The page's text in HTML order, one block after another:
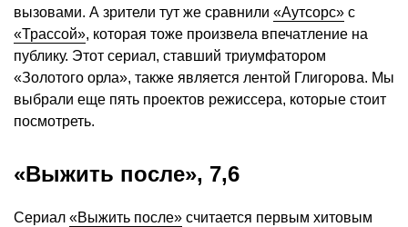
вызовами. А зрители тут же сравнили «Аутсорс» с
«Трассой», которая тоже произвела впечатление на
публику. Этот сериал, ставший триумфатором
«Золотого орла», также является лентой Глигорова. Мы
выбрали еще пять проектов режиссера, которые стоит
посмотреть.
«Выжить после», 7,6
Сериал «Выжить после» считается первым хитовым